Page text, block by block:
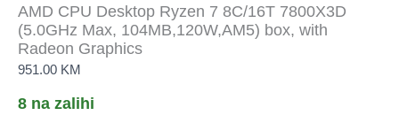
AMD CPU Desktop Ryzen 7 8C/16T 7800X3D
(5.0GHz Max, 104MB,120W,AM5) box, with
Radeon Graphics
951.00 KM
8 na zalihi